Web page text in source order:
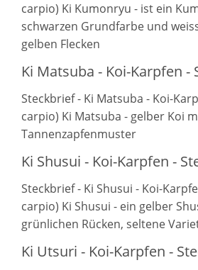
carpio) Ki Kumonryu - ist ein
schwarzen Grundfarbe und
gelben Flecken
Ki Matsuba - Koi-Karpfen -
Steckbrief - Ki Matsuba - Koi-
carpio) Ki Matsuba - gelber Koi
Tannenzapfenmuster
Ki Shusui - Koi-Karpfen -
Steckbrief - Ki Shusui - Koi-
carpio) Ki Shusui - ein gelber
grünlichen Rücken, seltene
Ki Utsuri - Koi-Karpfen -